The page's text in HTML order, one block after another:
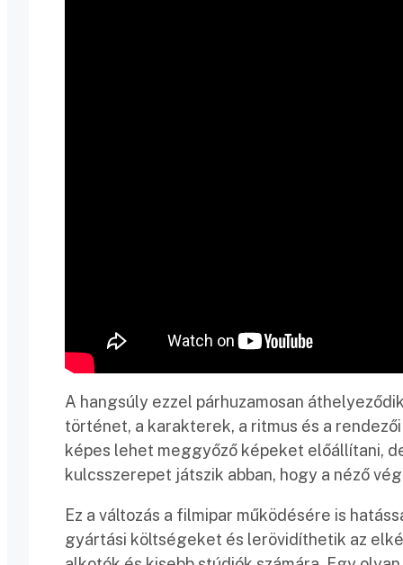
A hangsúly ezzel párhuzamosan
történet, a karakterek, a ritmus és a
képes lehet meggyőző képeket előállítani,
kulcsszerepet játszik abban, hogy a néző
Ez a változás a filmipar működésére is
gyártási költségeket és lerövidíthetik az